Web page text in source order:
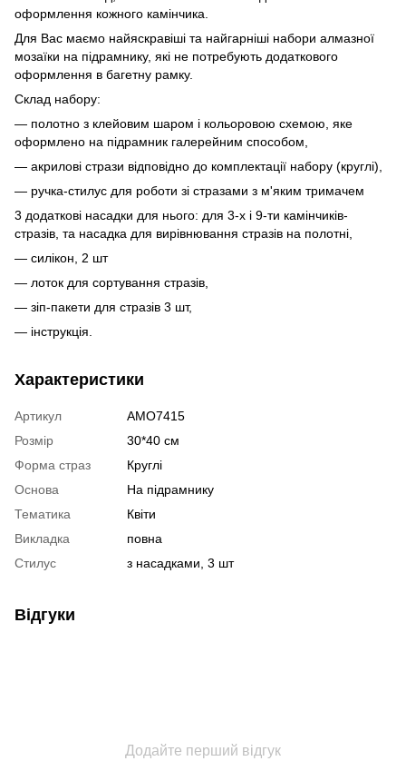
оформлення кожного камінчика.
Для Вас маємо найяскравіші та найгарніші набори алмазної
мозаїки на підрамнику, які не потребують додаткового
оформлення в багетну рамку.
Склад набору:
— полотно з клейовим шаром і кольоровою схемою, яке
оформлено на підрамник галерейним способом,
— акрилові стрази відповідно до комплектації набору (круглі),
— ручка-стилус для роботи зі стразами з м'яким тримачем
3 додаткові насадки для нього: для 3-х і 9-ти камінчиків-
стразів, та насадка для вирівнювання стразів на полотні,
— силікон, 2 шт
— лоток для сортування стразів,
— зіп-пакети для стразів 3 шт,
— інструкція.
Характеристики
Артикул
AMO7415
Розмір
30*40 см
Форма страз
Круглі
Основа
На підрамнику
Тематика
Квіти
Викладка
повна
Стилус
з насадками, 3 шт
Відгуки
Додайте перший відгук